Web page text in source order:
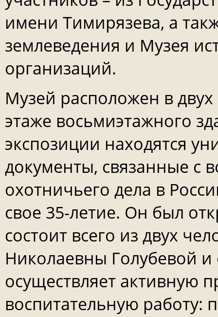
имени Тимирязева, а
землеведения и Музея
организаций.
Музей расположен в
этаже восьмиэтажного
экспозиции находятся
документы, связанные с
охотничьего дела в
свое 35-летие. Он был
состоит всего из двух
Николаевны Голубевой
осуществляет активную
воспитательную работу: